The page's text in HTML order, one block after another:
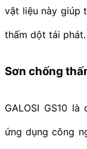
vật liệu này giúp
thấm dột tái phát.
Sơn chống
GALOSI GS10
ứng dụng công